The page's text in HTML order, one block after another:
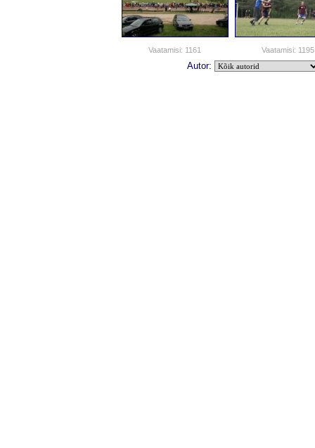
Vaatamisi: 1161 Vaatamisi: 1195
Autor: